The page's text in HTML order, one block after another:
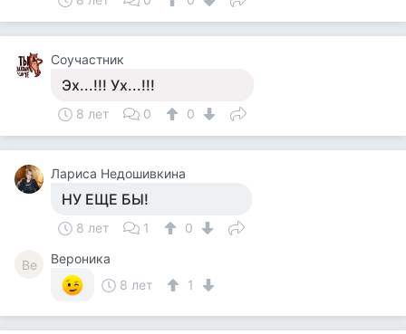
Соучастник
Эх...!!! Ух...!!!
8 лет 0 0
Лариса Недошивкина
НУ ЕЩЕ БЫ!
8 лет 1 0
Ве
Вероника
8 лет
1